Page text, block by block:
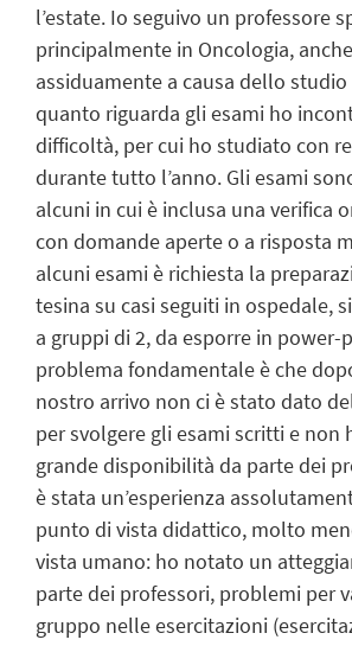
l’estate. Io seguivo un professore
principalmente in Oncologia,
assiduamente a causa dello
quanto riguarda gli esami ho
difficoltà, per cui ho studiato con
durante tutto l’anno. Gli esami
alcuni in cui è inclusa una verifica
con domande aperte o a risposta
alcuni esami è richiesta la
tesina su casi seguiti in ospedale,
a gruppi di 2, da esporre in power-
problema fondamentale è che
nostro arrivo non ci è stato dato
per svolgere gli esami scritti e non
grande disponibilità da parte dei
è stata un’esperienza
punto di vista didattico, molto
vista umano: ho notato un
parte dei professori, problemi per
gruppo nelle esercitazioni